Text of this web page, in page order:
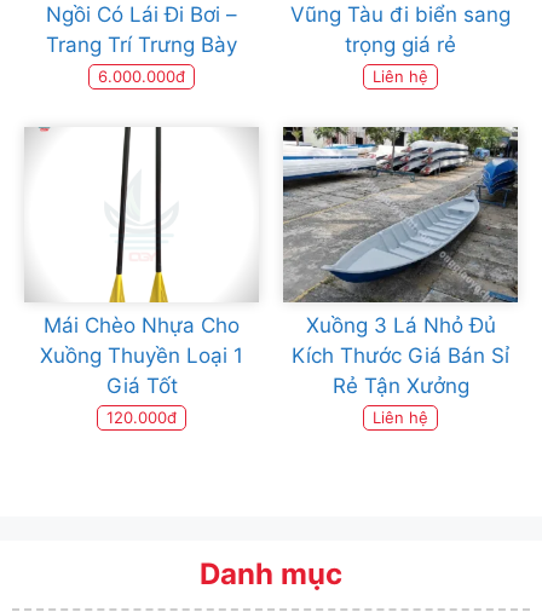
Ngồi Có Lái Đi Bơi –
Trang Trí Trưng Bày
6.000.000đ
Vũng Tàu đi biển sang
trọng giá rẻ
Liên hệ
Mái Chèo Nhựa Cho
Xuồng Thuyền Loại 1
Giá Tốt
120.000đ
Xuồng 3 Lá Nhỏ Đủ
Kích Thước Giá Bán Sỉ
Rẻ Tận Xưởng
Liên hệ
Danh mục